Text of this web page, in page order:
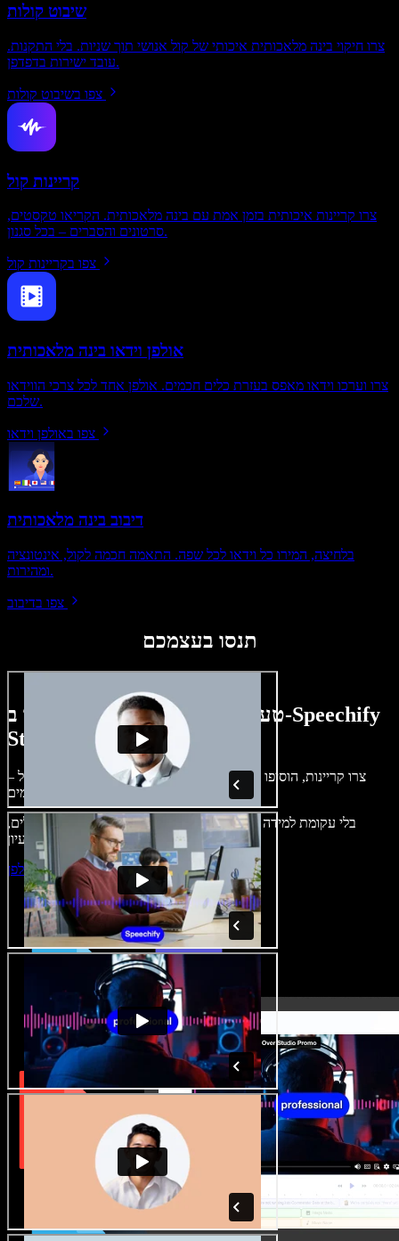
שיבוט קולות
צרו חיקוי בינה מלאכותית איכותי של קול אנושי תוך שניות. בלי התקנות.
עובד ישירות בדפדפן.
צפו בשיבוט קולות
קריינות קול
צרו קריינות איכותית בזמן אמת עם בינה מלאכותית. הקריאו טקסטים,
סרטונים והסברים – בכל סגנון.
צפו בקריינות קול
אולפן וידאו בינה מלאכותית
צרו וערכו וידאו מאפס בעזרת כלים חכמים. אולפן אחד לכל צרכי הווידאו
שלכם.
צפו באולפן וידאו
דיבוב בינה מלאכותית
בלחיצה, המירו כל וידאו לכל שפה. התאמה חכמה לקול, אינטונציה
ומהירות.
צפו בדיבוב
תנסו בעצמכם
טעימה קטנה ממה שתוכלו ליצור ב-Speechify
Studio.
צרו קריינות, הוסיפו תמונות ללא זכויות, אודיו, סרטונים ושיבוט קול –
בלי עקומת למידה – הכול זמין בדפדפן. יוצרי תוכן כבר לא מוגבלים,
התחילו ליצור באולפן